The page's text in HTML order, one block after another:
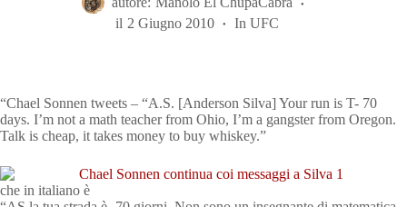
il 2 Giugno 2010 In UFC
“Chael Sonnen tweets – “A.S. [Anderson Silva] Your run is T- 70
days. I’m not a math teacher from Ohio, I’m a gangster from Oregon.
Talk is cheap, it takes money to buy whiskey.”
che in italiano è